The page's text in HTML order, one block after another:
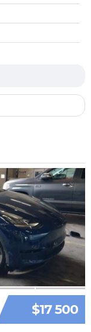
$17 500